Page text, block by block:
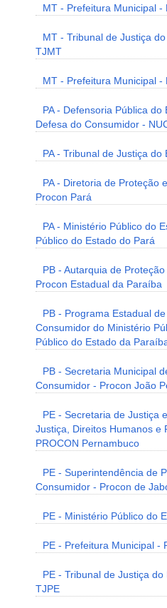
MT - Prefeitura Municipal -
MT - Tribunal de Justiça
TJMT
MT - Prefeitura Municipal -
PA - Defensoria Pública
Defesa do Consumidor -
PA - Tribunal de Justiça do
PA - Diretoria de Proteção
Procon Pará
PA - Ministério Público do
Público do Estado do Pará
PB - Autarquia de
Procon Estadual da Paraíba
PB - Programa Estadual
Consumidor do Ministério
Público do Estado da
PB - Secretaria Municipal
Consumidor - Procon João
PE - Secretaria de Justiça
Justiça, Direitos Humanos e
PROCON Pernambuco
PE - Superintendência de
Consumidor - Procon de
PE - Ministério Público do
PE - Prefeitura Municipal -
PE - Tribunal de Justiça
TJPE